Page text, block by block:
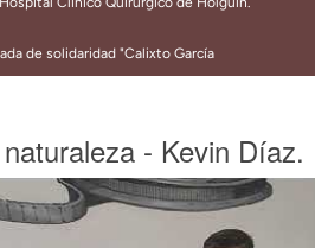
- Kevin Díaz.